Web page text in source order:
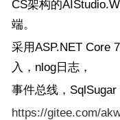
CS架构的
端。
采用ASP.NET Core
入，nlog日志，
事件总线，
https://gitee.com/